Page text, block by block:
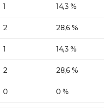
1 14,3 %
2 28,6 %
1 14,3 %
2 28,6 %
0 0 %